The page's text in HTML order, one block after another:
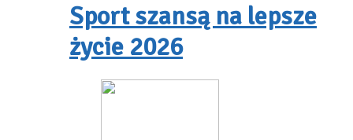
Sport szansą na lepsze
życie 2026